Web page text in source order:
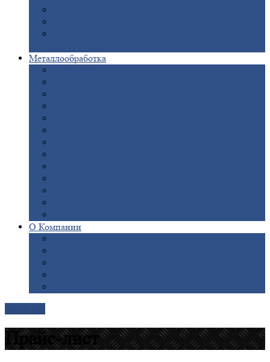
Металлообработка
О Компании
Прайс-лист